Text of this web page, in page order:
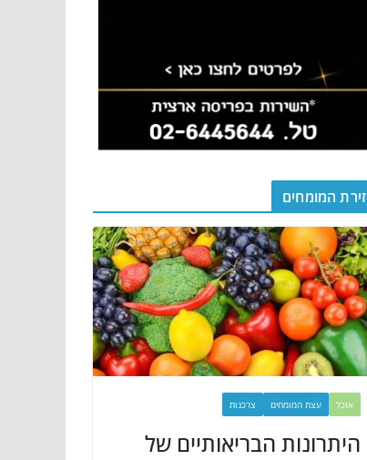
זירת המומחים
אוכל עצת המומחים צרכנות
היתרונות הבריאותיים של